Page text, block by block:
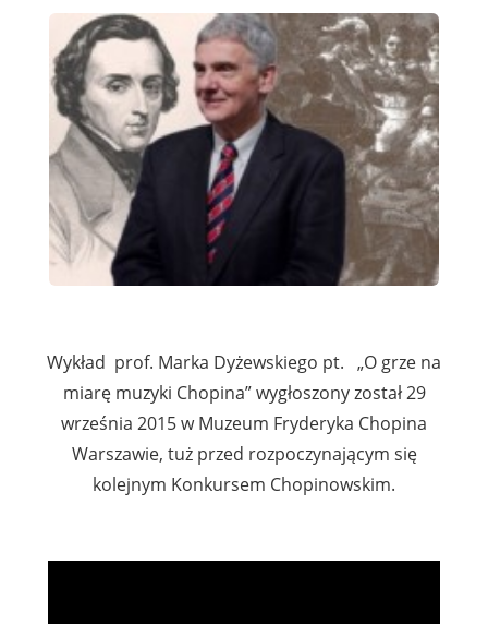
Wykład prof. Marka Dyżewskiego pt. „O grze na
miarę muzyki Chopina” wygłoszony został 29
września 2015 w Muzeum Fryderyka Chopina
Warszawie, tuż przed rozpoczynającym się
kolejnym Konkursem Chopinowskim.